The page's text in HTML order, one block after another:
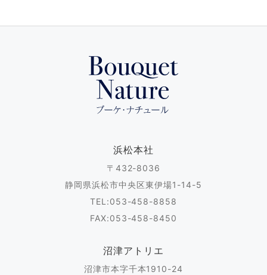
浜松本社
〒432-8036
静岡県浜松市中央区東伊場1-14-5
TEL:053-458-8858
FAX:053-458-8450
沼津アトリエ
沼津市本字千本1910-24